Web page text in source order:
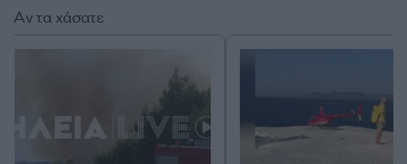
Αν τα χάσατε